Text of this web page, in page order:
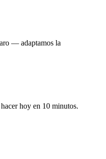
— adaptamos la
hoy en 10 minutos.